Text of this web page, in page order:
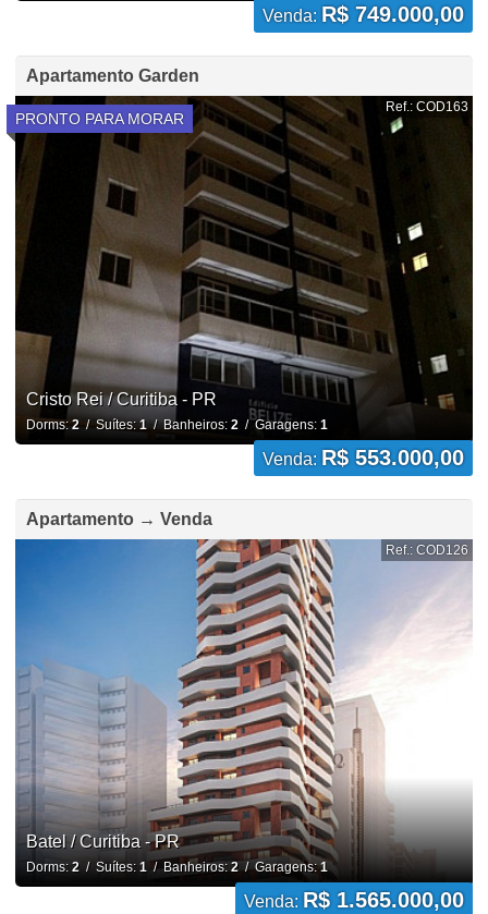
Venda: R$ 749.000,00
Apartamento Garden
PRONTO PARA MORAR
Ref.: COD163
Cristo Rei / Curitiba - PR
Dorms: 2/ Suítes:1/ Banheiros: 2 / Garagens: 1
Venda: R$ 553.000,00
Apartamento → Venda
Ref.: COD126
Batel / Curitiba - PR
Dorms: 2/ Suítes: 1/ Banheiros: 2/ Garagens:1
Venda: R$ 1.565.000,00